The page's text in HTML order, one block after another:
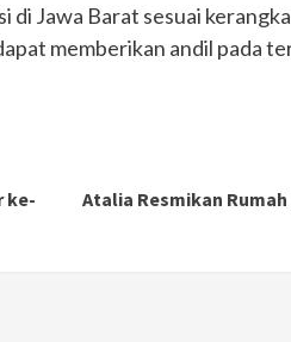
Jawa Barat sesuai
memberikan andil pada
ke-
Atalia Resmikan